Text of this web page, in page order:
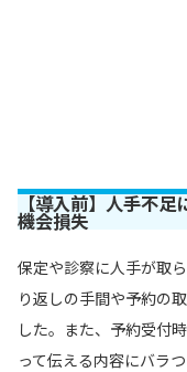
【導入前】人手不足
機会損失
保定や診察に人手が取
り返しの手間や予約の
した。また、予約受付
って伝える内容にバラ